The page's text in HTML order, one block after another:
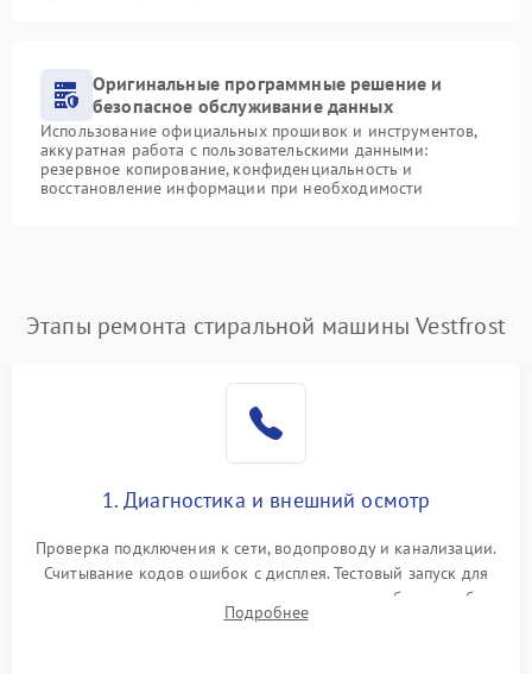
Оригинальные программные решение и
безопасное обслуживание данных
Использование официальных прошивок и инструментов,
аккуратная работа с пользовательскими данными:
резервное копирование, конфиденциальность и
восстановление информации при необходимости
Этапы ремонта стиральной машины Vestfrost
1. Диагностика и внешний осмотр
Проверка подключения к сети, водопроводу и канализации.
Считывание кодов ошибок с дисплея. Тестовый запуск для
выявления посторонних шумов, протечек или сбоев в работе
электронного модуля управления.
Подробнее